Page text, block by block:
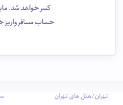
کسر خواهد شد.
حساب مسافر
تهران/هتل های تهران